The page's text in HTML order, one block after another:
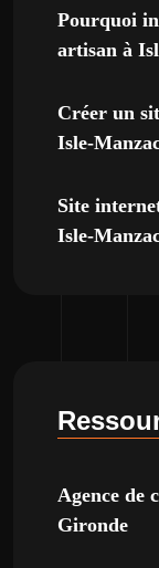
Pourquoi
artisan à
Créer un
Isle-
Site
Isle-
Agence de
Gironde